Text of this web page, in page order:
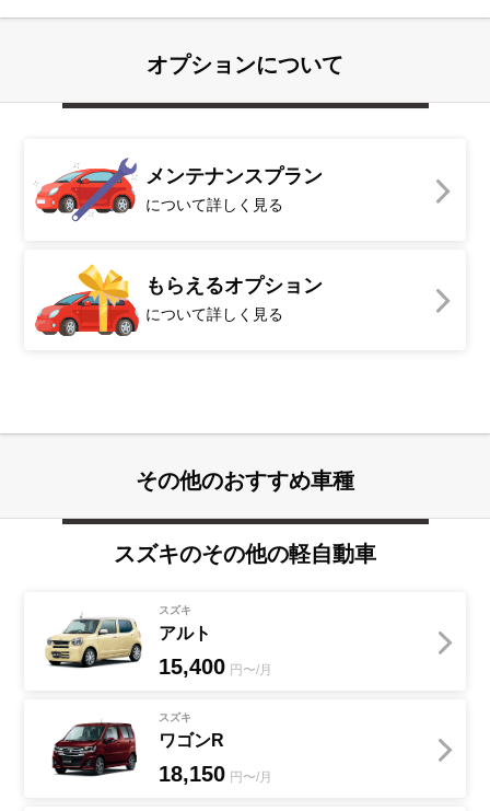
オプションについて
メンテナンスプラン
について詳しく見る
もらえるオプション
について詳しく見る
その他のおすすめ車種
スズキのその他の軽自動車
スズキ
アルト
15,400 円〜/月
スズキ
ワゴンR
18,150 円〜/月